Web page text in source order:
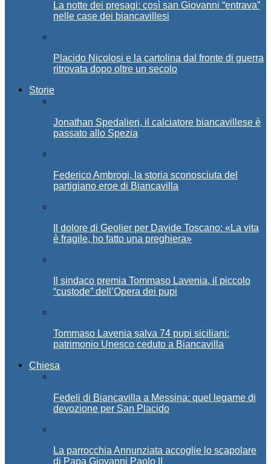
La notte dei presagi: così san Giovanni “entrava”
nelle case dei biancavillesi
Placido Nicolosi e la cartolina dal fronte di guerra
ritrovata dopo oltre un secolo
Storie
Jonathan Spedalieri, il calciatore biancavillese è
passato allo Spezia
Federico Ambrogi, la storia sconosciuta del
partigiano eroe di Biancavilla
Il dolore di Geolier per Davide Toscano: «La vita
è fragile, ho fatto una preghiera»
Il sindaco premia Tommaso Lavenia, il piccolo
“custode” dell’Opera dei pupi
Tommaso Lavenia salva 74 pupi siciliani:
patrimonio Unesco ceduto a Biancavilla
Chiesa
Fedeli di Biancavilla a Messina: quel legame di
devozione per San Placido
La parrocchia Annunziata accoglie lo scapolare
di Papa Giovanni Paolo II